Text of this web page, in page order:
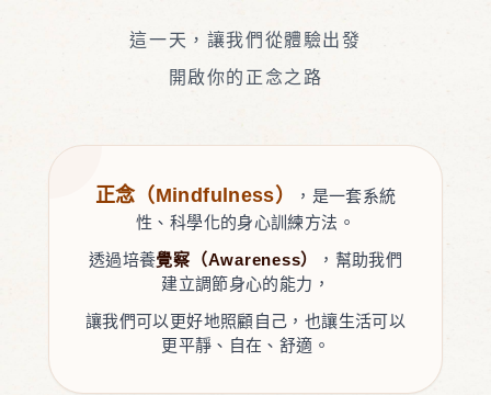
這一天，讓我們從體驗出發
開啟你的正念之路
正念（Mindfulness）
，是一套系統
性、科學化的身心訓練方法。
透過培養覺察（Awareness）
，幫助我們
建立調節身心的能力，
讓我們可以更好地照顧自己，也讓生活可以
更平靜、自在、舒適。